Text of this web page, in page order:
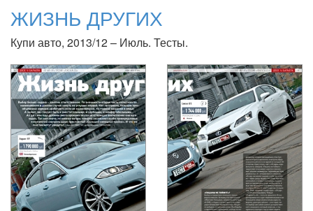
ЖИЗНЬ ДРУГИХ
Купи авто, 2013/12 – Июль. Тесты.